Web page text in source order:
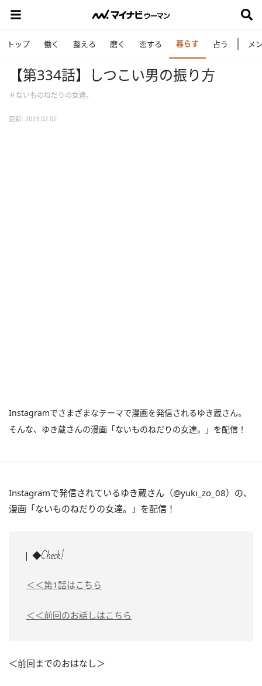
トップ 働く 整える 磨く 恋する 暮らす 占う メ
【第334話】しつこい男の振り方
＃ないものねだりの女達。
更新: 2023.02.02
Instagramでさまざまなテーマで漫画を発信されるゆき蔵さん。
そんな、ゆき蔵さんの漫画「ないものねだりの女達。」を配信！
Instagramで発信されているゆき蔵さん（@yuki_zo_08）の、
漫画「ないものねだりの女達。」を配信！
◆Check!
＜＜第1話はこちら
＜＜前回のお話しはこちら
＜前回までのおはなし＞